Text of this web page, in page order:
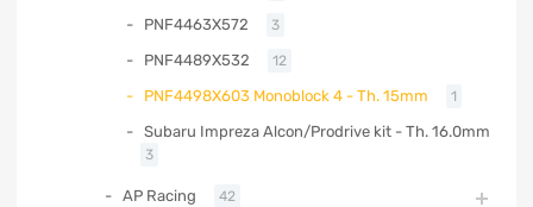
PNF4463X572 3
PNF4489X532 12
PNF4498X603 Monoblock 4 - Th. 15mm 1
Subaru Impreza Alcon/Prodrive kit - Th. 16.0mm
3
AP Racing 42